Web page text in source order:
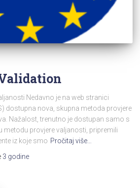
Nedavno je na web stranici
dostupna nova, skupna metoda provjere
Nažalost, trenutno je dostupan samo s
metodu provjere valjanosti, pripremili
iz koje smo Pročitaj više…
3 godine